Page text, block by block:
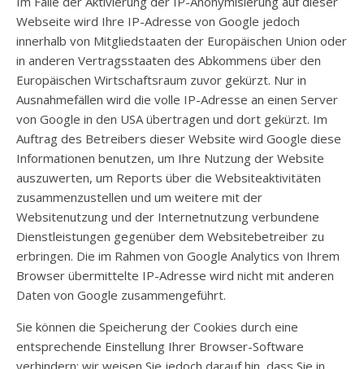
Webseite wird Ihre IP-Adresse von Google jedoch
innerhalb von Mitgliedstaaten der Europäischen Union oder
in anderen Vertragsstaaten des Abkommens über den
Europäischen Wirtschaftsraum zuvor gekürzt. Nur in
Ausnahmefällen wird die volle IP-Adresse an einen Server
von Google in den USA übertragen und dort gekürzt. Im
Auftrag des Betreibers dieser Website wird Google diese
Informationen benutzen, um Ihre Nutzung der Website
auszuwerten, um Reports über die Websiteaktivitäten
zusammenzustellen und um weitere mit der
Websitenutzung und der Internetnutzung verbundene
Dienstleistungen gegenüber dem Websitebetreiber zu
erbringen. Die im Rahmen von Google Analytics von Ihrem
Browser übermittelte IP-Adresse wird nicht mit anderen
Daten von Google zusammengeführt.
Sie können die Speicherung der Cookies durch eine
entsprechende Einstellung Ihrer Browser-Software
verhindern; wir weisen Sie jedoch darauf hin, dass Sie in